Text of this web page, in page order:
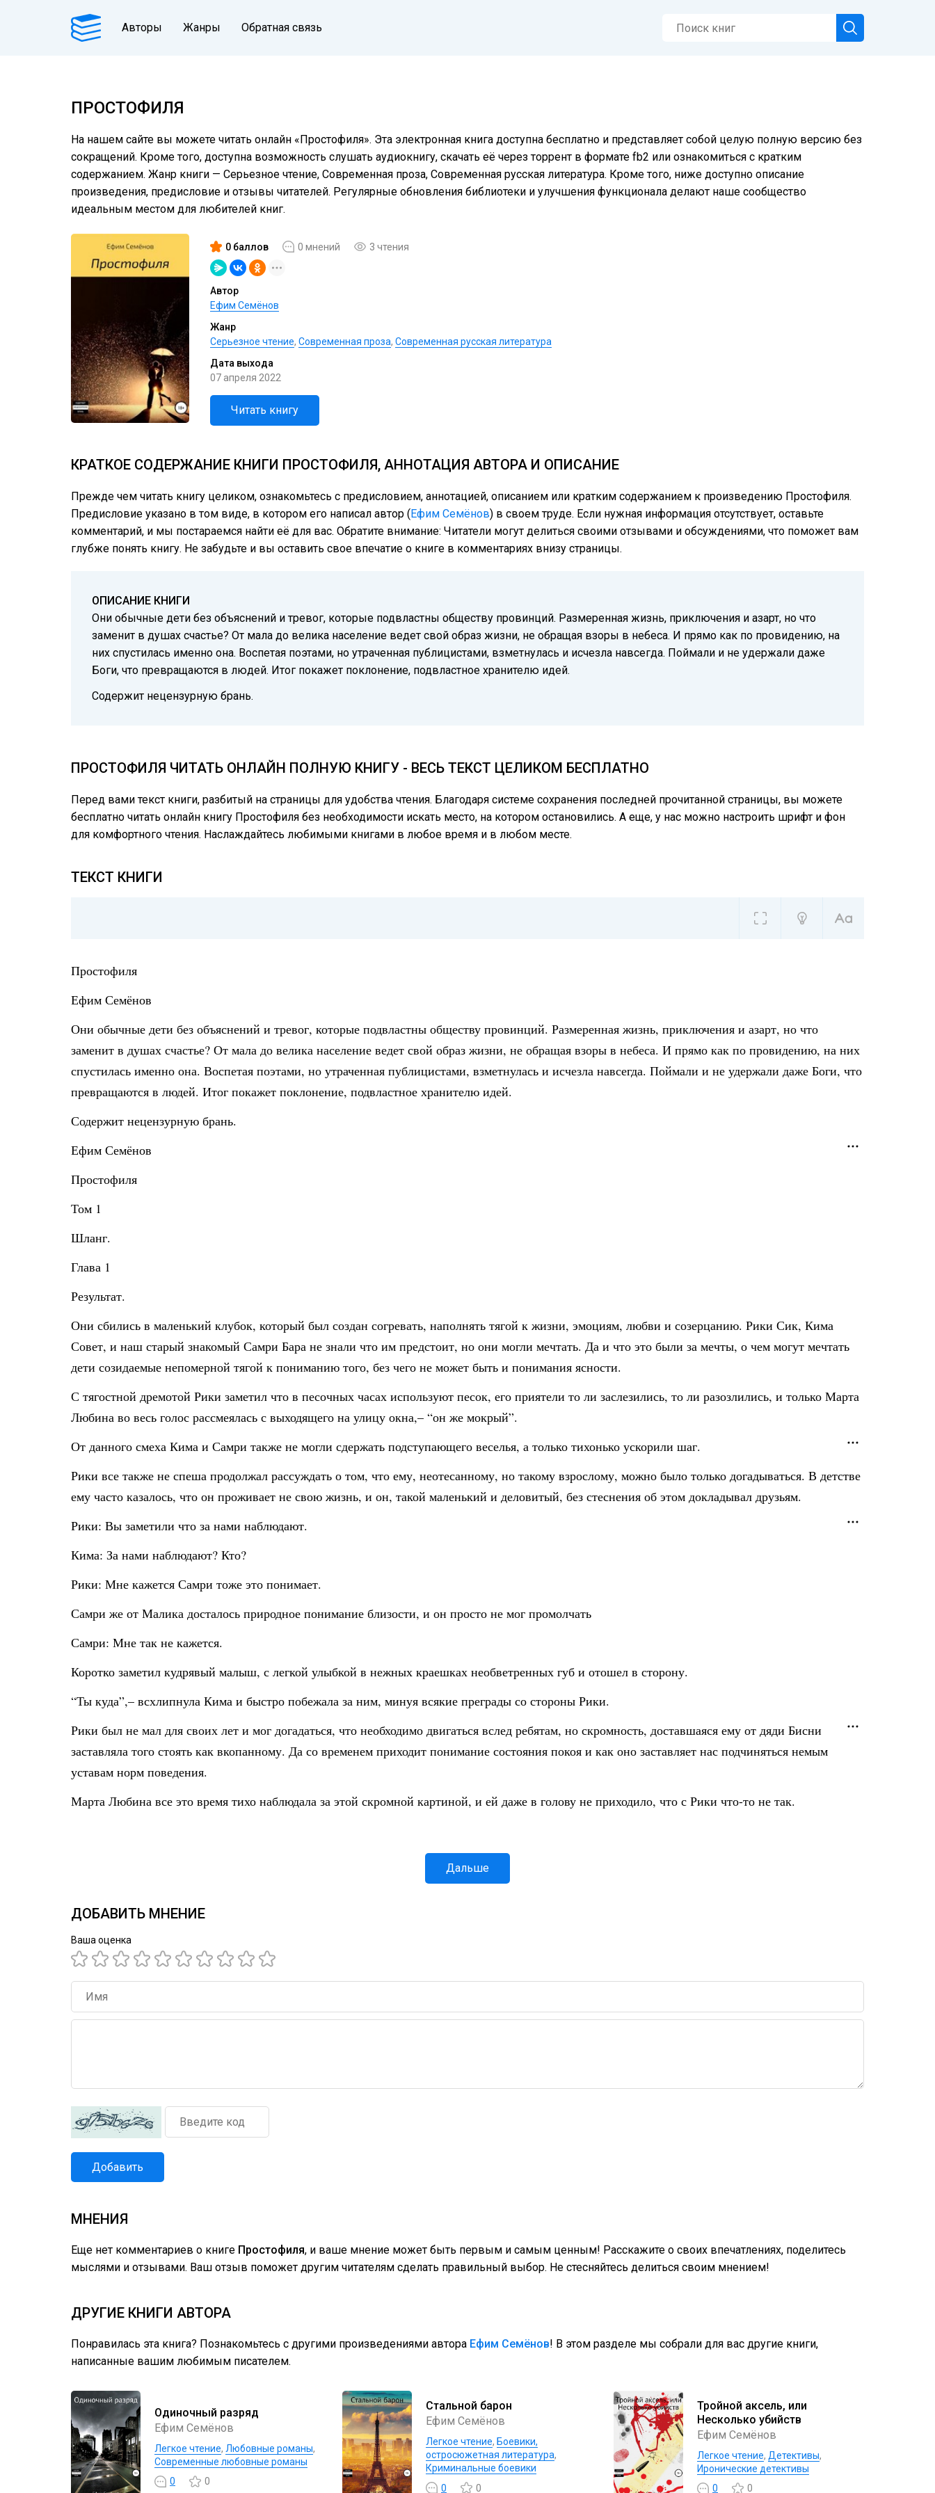
Авторы Жанры Обратная связь
ПРОСТОФИЛЯ
На нашем сайте вы можете читать онлайн «Простофиля». Эта электронная книга доступна бесплатно и представляет собой целую полную версию без
сокращений. Кроме того, доступна возможность слушать аудиокнигу, скачать её через торрент в формате fb2 или ознакомиться с кратким
содержанием. Жанр книги — Серьезное чтение, Современная проза, Современная русская литература. Кроме того, ниже доступно описание
произведения, предисловие и отзывы читателей. Регулярные обновления библиотеки и улучшения функционала делают наше сообщество
идеальным местом для любителей книг.
0 баллов 0 мнений 3 чтения
Автор
Ефим Семёнов
Жанр
Серьезное чтение, Современная проза, Современная русская литература
Дата выхода
07 апреля 2022
Читать книгу
КРАТКОЕ СОДЕРЖАНИЕ КНИГИ ПРОСТОФИЛЯ, АННОТАЦИЯ АВТОРА И ОПИСАНИЕ
Прежде чем читать книгу целиком, ознакомьтесь с предисловием, аннотацией, описанием или кратким содержанием к произведению Простофиля.
Предисловие указано в том виде, в котором его написал автор (Ефим Семёнов) в своем труде. Если нужная информация отсутствует, оставьте
комментарий, и мы постараемся найти её для вас. Обратите внимание: Читатели могут делиться своими отзывами и обсуждениями, что поможет вам
глубже понять книгу. Не забудьте и вы оставить свое впечатие о книге в комментариях внизу страницы.
ОПИСАНИЕ КНИГИ
Они обычные дети без объяснений и тревог, которые подвластны обществу провинций. Размеренная жизнь, приключения и азарт, но что
заменит в душах счастье? От мала до велика население ведет свой образ жизни, не обращая взоры в небеса. И прямо как по провидению, на
них спустилась именно она. Воспетая поэтами, но утраченная публицистами, взметнулась и исчезла навсегда. Поймали и не удержали даже
Боги, что превращаются в людей. Итог покажет поклонение, подвластное хранителю идей.
Содержит нецензурную брань.
ПРОСТОФИЛЯ ЧИТАТЬ ОНЛАЙН ПОЛНУЮ КНИГУ - ВЕСЬ ТЕКСТ ЦЕЛИКОМ БЕСПЛАТНО
Перед вами текст книги, разбитый на страницы для удобства чтения. Благодаря системе сохранения последней прочитанной страницы, вы можете
бесплатно читать онлайн книгу Простофиля без необходимости искать место, на котором остановились. А еще, у нас можно настроить шрифт и фон
для комфортного чтения. Наслаждайтесь любимыми книгами в любое время и в любом месте.
ТЕКСТ КНИГИ
Простофиля
Ефим Семёнов
Они обычные дети без объяснений и тревог, которые подвластны обществу провинций. Размеренная жизнь, приключения и азарт, но что
заменит в душах счастье? От мала до велика население ведет свой образ жизни, не обращая взоры в небеса. И прямо как по провидению, на них
спустилась именно она. Воспетая поэтами, но утраченная публицистами, взметнулась и исчезла навсегда. Поймали и не удержали даже Боги, что
превращаются в людей. Итог покажет поклонение, подвластное хранителю идей.
Содержит нецензурную брань.
Ефим Семёнов
Простофиля
Том 1
Шланг.
Глава 1
Результат.
Они сбились в маленький клубок, который был создан согревать, наполнять тягой к жизни, эмоциям, любви и созерцанию. Рики Сик, Кима
Совет, и наш старый знакомый Самри Бара не знали что им предстоит, но они могли мечтать. Да и что это были за мечты, о чем могут мечтать
дети созидаемые непомерной тягой к пониманию того, без чего не может быть и понимания ясности.
С тягостной дремотой Рики заметил что в песочных часах используют песок, его приятели то ли заслезились, то ли разозлились, и только Марта
Любина во весь голос рассмеялась с выходящего на улицу окна,– “он же мокрый”.
От данного смеха Кима и Самри также не могли сдержать подступающего веселья, а только тихонько ускорили шаг.
Рики все также не спеша продолжал рассуждать о том, что ему, неотесанному, но такому взрослому, можно было только догадываться. В детстве
ему часто казалось, что он проживает не свою жизнь, и он, такой маленький и деловитый, без стеснения об этом докладывал друзьям.
Рики: Вы заметили что за нами наблюдают.
Кима: За нами наблюдают? Кто?
Рики: Мне кажется Самри тоже это понимает.
Самри же от Малика досталось природное понимание близости, и он просто не мог промолчать
Самри: Мне так не кажется.
Коротко заметил кудрявый малыш, с легкой улыбкой в нежных краешках необветренных губ и отошел в сторону.
“Ты куда”,– всхлипнула Кима и быстро побежала за ним, минуя всякие преграды со стороны Рики.
Рики был не мал для своих лет и мог догадаться, что необходимо двигаться вслед ребятам, но скромность, доставшаяся ему от дяди Бисни
заставляла того стоять как вкопанному. Да со временем приходит понимание состояния покоя и как оно заставляет нас подчиняться немым
уставам норм поведения.
Марта Любина все это время тихо наблюдала за этой скромной картиной, и ей даже в голову не приходило, что с Рики что-то не так.
Дальше
ДОБАВИТЬ МНЕНИЕ
Ваша оценка
Добавить
МНЕНИЯ
Еще нет комментариев о книге Простофиля, и ваше мнение может быть первым и самым ценным! Расскажите о своих впечатлениях, поделитесь
мыслями и отзывами. Ваш отзыв поможет другим читателям сделать правильный выбор. Не стесняйтесь делиться своим мнением!
ДРУГИЕ КНИГИ АВТОРА
Понравилась эта книга? Познакомьтесь с другими произведениями автора Ефим Семёнов! В этом разделе мы собрали для вас другие книги,
написанные вашим любимым писателем.
Одиночный разряд
Ефим Семёнов
Легкое чтение, Любовные романы,
Современные любовные романы
0
0
Стальной барон
Ефим Семёнов
Легкое чтение, Боевики,
остросюжетная литература,
Криминальные боевики
0
0
Тройной аксель, или
Несколько убийств
Ефим Семёнов
Легкое чтение, Детективы,
Иронические детективы
0
0